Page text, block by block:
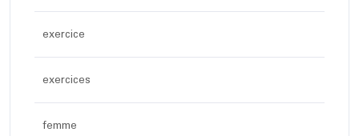
exercice
exercices
femme